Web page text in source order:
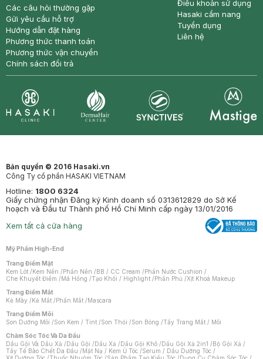
Các câu hỏi thường gặp
Gửi yêu cầu hỗ trợ
Hướng dẫn đặt hàng
Phương thức thanh toán
Phương thức vận chuyển
Chính sách đổi trả
Điều khoản sử dụng
Hasaki cẩm nang
Tuyển dụng
Liên hệ
Bản quyền © 2016 Hasaki.vn
Công Ty cổ phần HASAKI VIETNAM
Hotline: 1800 6324
Giấy chứng nhận Đăng ký Kinh doanh số 0313612829 do Sở Kế
hoạch và Đầu tư Thành phố Hồ Chí Minh cấp ngày 13/01/2016
Xem tất cả cửa hàng
Mỹ Phẩm High-End
Trang Điểm Mặt
Kem Lót /Kem Nền /Phấn Nền /BB / CC Cream /Phấn Nước Cushion /
Che Khuyết Điểm /Má Hồng /Tạo Khối / Highlight /Phấn Phủ /Xịt Khoá Makeup
Trang Điểm Mắt
Kẻ Mày /Kẻ Mắt /Phấn Mắt /Mascara
Trang Điểm Môi
Son Dưỡng Môi /Son Kem / Tint /Son Thỏi /Son Bóng /Tẩy Trang Mắt / Môi
Chăm Sóc Tóc Và Da Đầu
Dầu Gội Và Dầu Xả /Dầu Gội /Dầu Xả /Dầu Gội Khô /Dầu Gội Xả 2in1 /Bộ Gội Xả /
Tẩy Tế Bào Chết Da Đầu /Mặt Nạ / Kem Ủ Tóc /Serum / Dầu Dưỡng Tóc /